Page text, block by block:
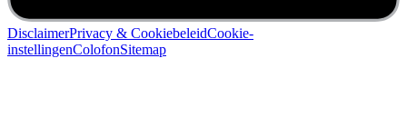
DisclaimerPrivacy & CookiebeleidCookie-
instellingenColofonSitemap